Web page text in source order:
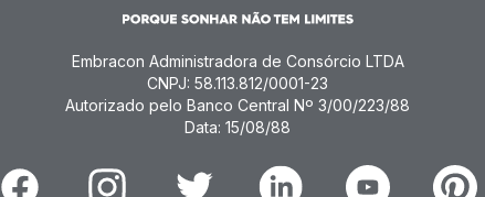
Embracon Administradora de Consórcio LTDA
CNPJ: 58.113.812/0001-23
Autorizado pelo Banco Central Nº 3/00/223/88
Data: 15/08/88
Facebook Instagram Twitter Linkedin Youtube